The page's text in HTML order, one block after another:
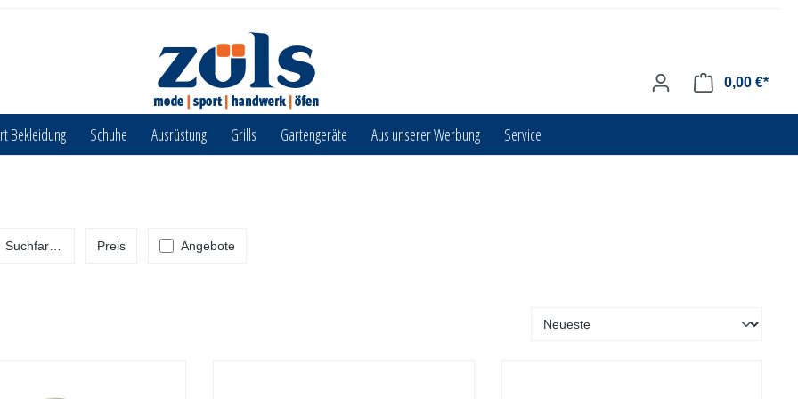
0,00 €*
Bekleidung Schuhe Ausrüstung Grills Gartengeräte Aus unserer Werbung Service
Suchfarbe Preis Angebote